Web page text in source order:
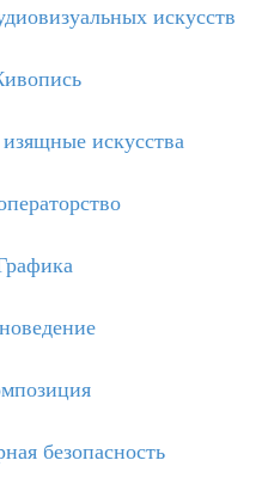
искусств
искусства
безопасность